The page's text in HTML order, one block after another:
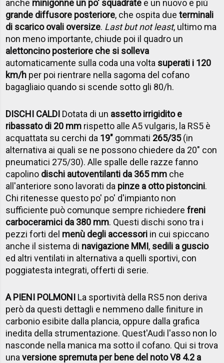
anche minigonne un po' squadrate e un nuovo e più
grande diffusore posteriore, che ospita dueterminali
di scarico ovali oversize. Last but not least, ultimo ma
non meno importante, chiude poi il quadro un
alettoncino posteriore che si solleva
automaticamente sulla coda una volta superati i 120
km/h per poi rientrare nella sagoma del cofano
bagagliaio quando si scende sotto gli 80/h.
DISCHI CALDI Dotata di un assetto irrigidito e
ribassato di 20 mm rispetto alle A5 vulgaris, la RS5 è
acquattata su cerchi da 19" gommati 265/35(in
alternativa ai quali se ne possono chiedere da 20" con
pneumatici 275/30). Alle spalle delle razze fanno
capolino dischi autoventilanti da 365 mm che
all'anteriore sono lavorati da pinze a otto pistoncini.
Chi ritenesse questo po' po' d'impianto non
sufficiente può comunque sempre richiederefreni
carboceramici da 380 mm. Questi dischi sono tra i
pezzi forti del menù degli accessori in cui spiccano
anche il sistema di navigazione MMI, sedili a guscio
ed altri ventilati in alternativa a quelli sportivi, con
poggiatesta integrati, offerti di serie.
A PIENI POLMONI La sportività della RS5 non deriva
però da questi dettagli e nemmeno dalle finiture in
carbonio esibite dalla plancia, oppure dalla grafica
inedita della strumentazione. Quest'Audi l'asso non lo
nasconde nella manica ma sotto il cofano. Qui si trova
unaversione spremuta per bene del noto V8 4.2 a